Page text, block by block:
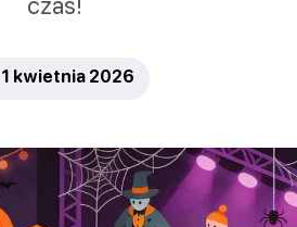
kwietnia 2026